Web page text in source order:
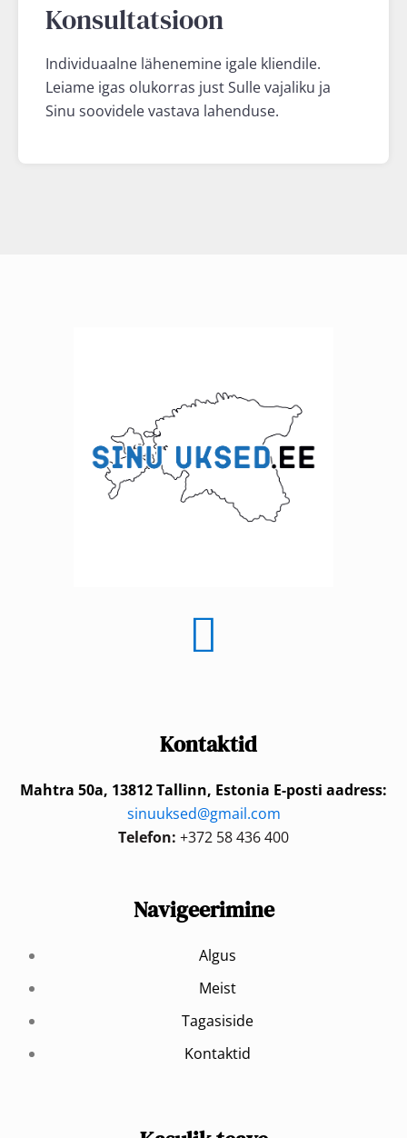
Konsultatsioon
Individuaalne lähenemine igale kliendile.
Leiame igas olukorras just Sulle vajaliku ja
Sinu soovidele vastava lahenduse.
Kontaktid
Mahtra 50a, 13812 Tallinn, Estonia E-posti aadress:
sinuuksed@gmail.com
Telefon: +372 58 436 400
Navigeerimine
Algus
Meist
Tagasiside
Kontaktid